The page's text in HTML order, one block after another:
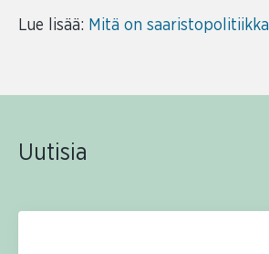
Lue lisää: Mitä on saaristopolitiikka
Uutisia